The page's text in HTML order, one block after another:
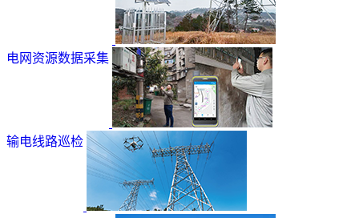
电网资源数据采集
输电线路巡检